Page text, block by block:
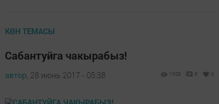
КӨН ТЕМАСЫ
Сабантуйга чакырабыз!
автор, 28 июнь 2017 - 05:38 1003 0 0